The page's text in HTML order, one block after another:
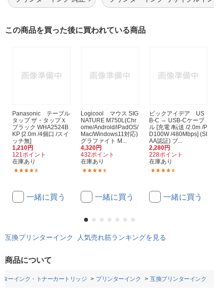
この商品を買った後に買われている商品
Panasonic テーブル
タップ ザ・タップＸ
ブラック WHA2524B
KP [2.0m /4個口 /スイ
ッチ無]
1,210円
121ポイント
在庫あり
一緒に買う
Logicool マウス SIG
NATURE M750L(Chr
ome/Android/iPadOS/
Mac/Windows11対応)
グラファイト M...
4,320円
432ポイント
在庫あり
一緒に買う
ビックアイデア US
B-C ⇔ USB-Cケーブ
ル [充電 /転送 /2.0m /P
D100W /480Mbps] (SI
AA認証) ブ...
2,280円
228ポイント
在庫あり
一緒に買う
互換プリンターインク 人気売れ筋ランキングを見る
商品について
ターインク・トナーカートリッジ プリンターインク 互換プリンターインク